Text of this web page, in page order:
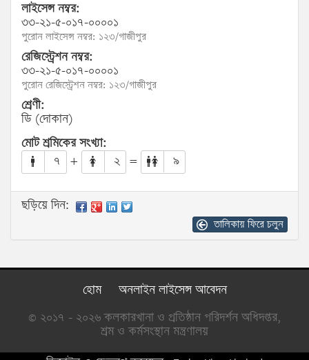
লাইসেন্স নম্বর:
৩৩-২১-৫-০১৭-০০০০১
পুরোন লাইসেন্স নম্বর: ১২৩/গাজীপুর
রেজিস্ট্রেশন নম্বর:
৩৩-২১-৫-০১৭-০০০০১
পুরোন রেজিস্ট্রেশন নম্বর: ১২৩/গাজীপুর
শ্রেণী:
ডি (দোকান)
মোট শ্রমিকের সংখ্যা:
৭
+ ২ = ৯
ছড়িয়ে দিন:
তালিকায় ফিরে চলুন
হোম
অনলাইন লাইসেন্স আবেদন
© ২০১৭ - ২০২৬ কলকারখানা ও প্রতিষ্ঠান পরিদর্শন অধিদপ্তর,
শ্রম ও কর্মসংস্থান মন্ত্রণালয়